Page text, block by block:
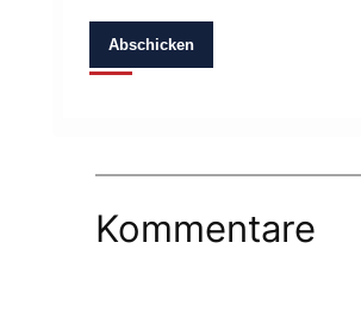
Abschicken
Kommentare